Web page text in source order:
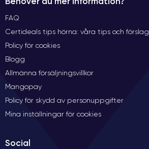
FAQ
Certideals tips hörna: våra tips och förslag
Policy för cookies
Blogg
Allmänna försäljningsvillkor
Mangopay
Policy för skydd av personuppgifter
Mina inställningar för cookies
Social